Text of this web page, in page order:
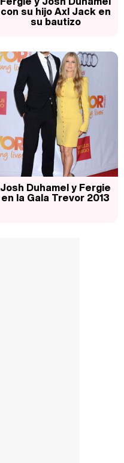
con su hijo Axl Jack en
su bautizo
Josh Duhamel y Fergie
en la Gala Trevor 2013